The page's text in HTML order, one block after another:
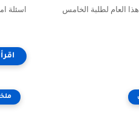
العام لطلبة الخامس
اسئلة